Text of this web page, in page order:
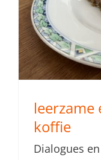
leerzame
koffie
Dialogues